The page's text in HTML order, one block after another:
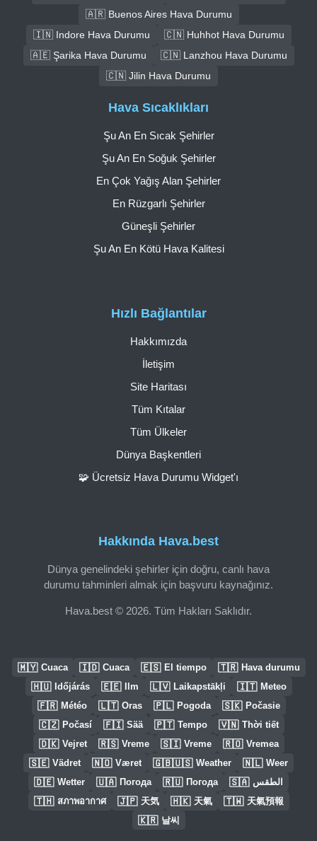
🇦🇷 Buenos Aires Hava Durumu
🇮🇳 Indore Hava Durumu
🇨🇳 Huhhot Hava Durumu
🇦🇪 Şarika Hava Durumu
🇨🇳 Lanzhou Hava Durumu
🇨🇳 Jilin Hava Durumu
Hakkında Hava.best
Dünya genelindeki şehirler için doğru, canlı hava
durumu tahminleri almak için başvuru kaynağınız.
Hava.best © 2026. Tüm Hakları Saklıdır.
Hızlı Bağlantılar
Hakkımızda
İletişim
Site Haritası
Tüm Kıtalar
Tüm Ülkeler
Dünya Başkentleri
🧩 Ücretsiz Hava Durumu Widget'ı
Hava Sıcaklıkları
Şu An En Sıcak Şehirler
Şu An En Soğuk Şehirler
En Çok Yağış Alan Şehirler
En Rüzgarlı Şehirler
Güneşli Şehirler
Şu An En Kötü Hava Kalitesi
🇲🇾 Cuaca 🇮🇩 Cuaca 🇪🇸 El tiempo 🇹🇷 Hava durumu
🇭🇺 Időjárás 🇪🇪 Ilm 🇱🇻 Laikapstākļi 🇮🇹 Meteo
🇫🇷 Météo 🇱🇹 Oras 🇵🇱 Pogoda 🇸🇰 Počasie
🇨🇿 Počasí 🇫🇮 Sää 🇵🇹 Tempo 🇻🇳 Thời tiết
🇩🇰 Vejret 🇷🇸 Vreme 🇸🇮 Vreme 🇷🇴 Vremea
🇸🇪 Vädret 🇳🇴 Været 🇬🇧🇺🇸 Weather 🇳🇱 Weer
🇩🇪 Wetter 🇺🇦 Погода 🇷🇺 Погода 🇸🇦 الطقس
🇹🇭 สภาพอากาศ 🇯🇵 天気 🇭🇰 天氣 🇹🇼 天氣預報
🇰🇷 날씨